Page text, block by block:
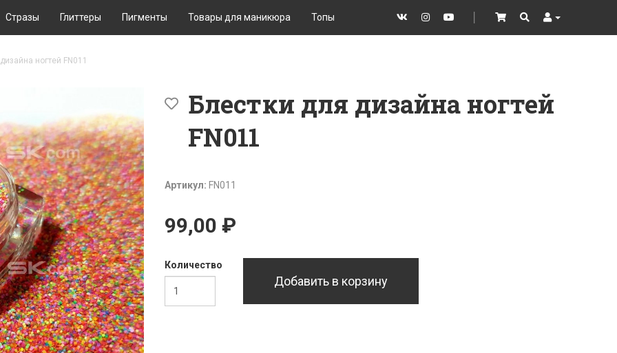
Instagram Cart SearchUser
Стразы Глиттеры Пигменты Товары для маникюра Топы
ногтей FN011
Блестки для дизайна ногтей
FN011
Артикул: FN011
99,00 ₽
Количество
Добавить в корзину